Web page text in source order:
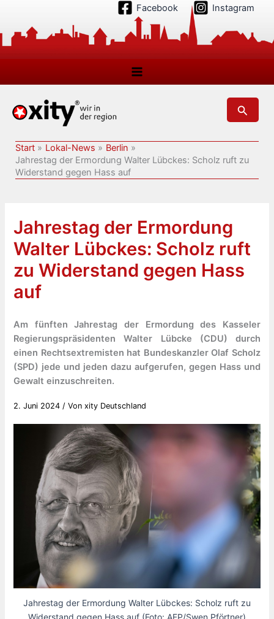
springen
Facebook Instagram
Suchen
Start Lokal-News
Berlin
Jahrestag der Ermordung Walter Lübckes: Scholz ruft zu
Widerstand gegen Hass auf
Jahrestag der Ermordung
Walter Lübckes: Scholz ruft
zu Widerstand gegen Hass
auf
Am fünften Jahrestag der Ermordung des Kasseler
Regierungspräsidenten Walter Lübcke (CDU) durch
einen Rechtsextremisten hat Bundeskanzler Olaf Scholz
(SPD) jede und jeden dazu aufgerufen, gegen Hass und
Gewalt einzuschreiten.
2. Juni 2024 / Vonxity Deutschland
Jahrestag der Ermordung Walter Lübckes: Scholz ruft zu
Widerstand gegen Hass auf (Foto: AFP/Swen Pförtner)